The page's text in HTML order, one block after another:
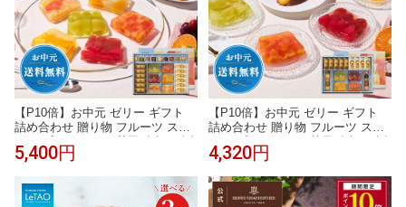
【P10倍】お中元 ゼリー ギフト
詰め合わせ 贈り物 フルーツ スイ
生日 お祝い 御礼 快気内祝 お見舞
SN2 テリーヌ・ドゥ・フリュイ・
アソート LL ※お届けは9/22まで
5,400円
【P10倍】お中元 ゼリー ギフト
詰め合わせ 贈り物 フルーツ スイ
生日 お祝い 御礼 快気内祝 お見舞
SN2 テリーヌ・ドゥ・フリュイ・
アソート L ※お届けは9/22まで
4,320円